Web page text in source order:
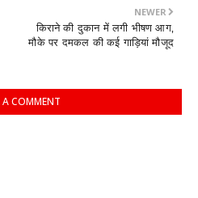
NEWER
किराने की दुकान में लगी भीषण आग,
मौके पर दमकल की कई गाड़ियां मौजूद
COMMENT